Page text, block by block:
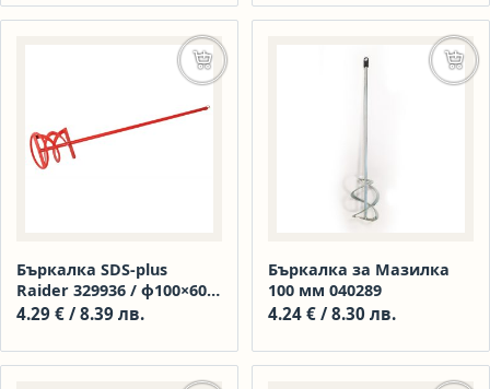
Бъркалка SDS-plus
Raider 329936 / ф100×600
мм
4.29 € / 8.39 лв.
Добавяне в количката
Бъркалка за Мазилка
100 мм 040289
4.24 € / 8.30 лв.